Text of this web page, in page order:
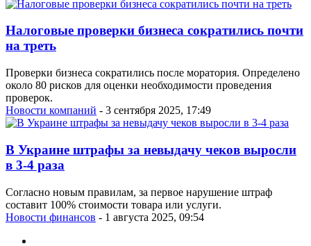
Налоговые проверки бизнеса сократились почти
на треть
Проверки бизнеса сократились после моратория. Определено
около 80 рисков для оценки необходимости проведения
проверок.
Новости компаний - 3 сентября 2025, 17:49
В Украине штрафы за невыдачу чеков выросли
в 3-4 раза
Согласно новым правилам, за первое нарушение штраф
составит 100% стоимости товара или услуги.
Новости финансов - 1 августа 2025, 09:54